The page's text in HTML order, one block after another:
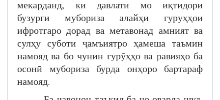
мекарданд, ки давлати мо иқтидори
бузурги мубориза алайҳи гуруҳҳои
ифротгаро дорад ва метавонад амният ва
сулҳу суботи ҷамъиятро ҳамеша таъмин
намояд ва бо чунин гурӯҳҳо ва равияҳо ба
осонӣ мубориза бурда онҳоро бартараф
намояд.